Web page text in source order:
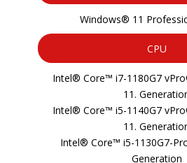
Windows® 11
CPU
Intel® Core™ i7-1180G7
11.
Intel® Core™ i5-1140G7
11.
Intel® Core™ i5-1130G7-
Generation